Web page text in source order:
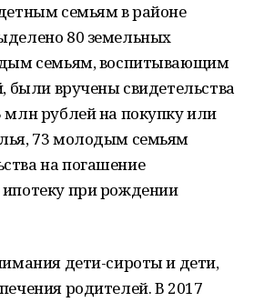
семьям в районе
80 земельных
семьям, воспитывающим
были вручены свидетельства
рублей на покупку или
73 молодым семьям
на погашение
при рождении
дети-сироты и дети,
родителей. В 2017